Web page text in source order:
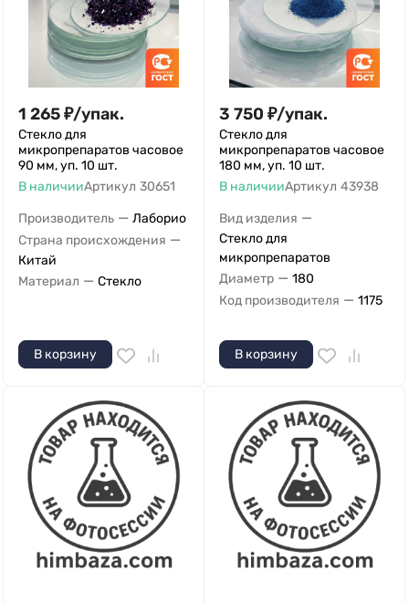
1 265₽/упак.
Стекло для
микропрепаратов часовое
90 мм, уп. 10 шт.
В наличииАртикул 30651
Производитель — Лаборио
Страна происхождения —
Китай
Материал — Стекло
В корзину
3 750 ₽/упак.
Стекло для
микропрепаратов часовое
180 мм, уп. 10 шт.
В наличииАртикул 43938
Вид изделия —
Стекло для
микропрепаратов
Диаметр — 180
Код производителя — 1175
В корзину